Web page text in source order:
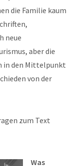
die Familie kaum
neue
aber die
in den Mittelpunkt
von der
zum Text
Was